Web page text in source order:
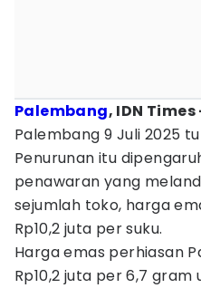
Palembang, IDN Times
Palembang 9 Juli 2025
Penurunan itu
penawaran yang
sejumlah toko, harga
Rp10,2 juta per suku.
Harga emas perhiasan
Rp10,2 juta per 6,7